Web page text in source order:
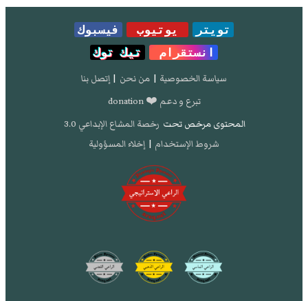
تويتر يوتيوب
فيسبوك
انستقرام
تيك توك
سياسة الخصوصية | من نحن | إتصل بنا
تبرع و دعم ❤️ donation
المحتوى مرخص تحت رخصة المشاع الإبداعي 3.0
شروط الإستخدام | إخلاء المسؤولية